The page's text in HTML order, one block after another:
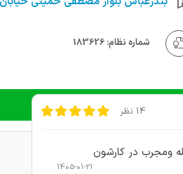
شماره نظام: 183626
دریافت نوبت تلفنی 14 نظر
ومجرب در کارشون
1405-01-21